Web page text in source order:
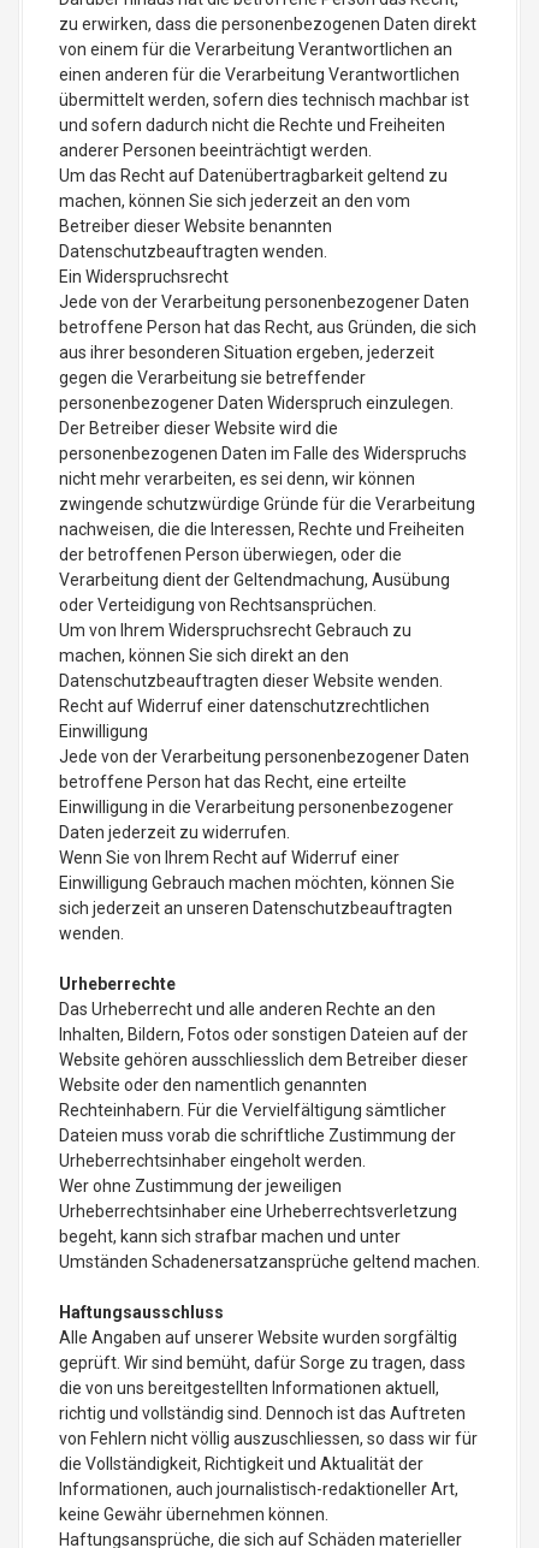
zu erwirken, dass die personenbezogenen Daten direkt
von einem für die Verarbeitung Verantwortlichen an
einen anderen für die Verarbeitung Verantwortlichen
übermittelt werden, sofern dies technisch machbar ist
und sofern dadurch nicht die Rechte und Freiheiten
anderer Personen beeinträchtigt werden.
Um das Recht auf Datenübertragbarkeit geltend zu
machen, können Sie sich jederzeit an den vom
Betreiber dieser Website benannten
Datenschutzbeauftragten wenden.
Ein Widerspruchsrecht
Jede von der Verarbeitung personenbezogener Daten
betroffene Person hat das Recht, aus Gründen, die sich
aus ihrer besonderen Situation ergeben, jederzeit
gegen die Verarbeitung sie betreffender
personenbezogener Daten Widerspruch einzulegen.
Der Betreiber dieser Website wird die
personenbezogenen Daten im Falle des Widerspruchs
nicht mehr verarbeiten, es sei denn, wir können
zwingende schutzwürdige Gründe für die Verarbeitung
nachweisen, die die Interessen, Rechte und Freiheiten
der betroffenen Person überwiegen, oder die
Verarbeitung dient der Geltendmachung, Ausübung
oder Verteidigung von Rechtsansprüchen.
Um von Ihrem Widerspruchsrecht Gebrauch zu
machen, können Sie sich direkt an den
Datenschutzbeauftragten dieser Website wenden.
Recht auf Widerruf einer datenschutzrechtlichen
Einwilligung
Jede von der Verarbeitung personenbezogener Daten
betroffene Person hat das Recht, eine erteilte
Einwilligung in die Verarbeitung personenbezogener
Daten jederzeit zu widerrufen.
Wenn Sie von Ihrem Recht auf Widerruf einer
Einwilligung Gebrauch machen möchten, können Sie
sich jederzeit an unseren Datenschutzbeauftragten
wenden.
Urheberrechte
Das Urheberrecht und alle anderen Rechte an den
Inhalten, Bildern, Fotos oder sonstigen Dateien auf der
Website gehören ausschliesslich dem Betreiber dieser
Website oder den namentlich genannten
Rechteinhabern. Für die Vervielfältigung sämtlicher
Dateien muss vorab die schriftliche Zustimmung der
Urheberrechtsinhaber eingeholt werden.
Wer ohne Zustimmung der jeweiligen
Urheberrechtsinhaber eine Urheberrechtsverletzung
begeht, kann sich strafbar machen und unter
Umständen Schadenersatzansprüche geltend machen.
Haftungsausschluss
Alle Angaben auf unserer Website wurden sorgfältig
geprüft. Wir sind bemüht, dafür Sorge zu tragen, dass
die von uns bereitgestellten Informationen aktuell,
richtig und vollständig sind. Dennoch ist das Auftreten
von Fehlern nicht völlig auszuschliessen, so dass wir für
die Vollständigkeit, Richtigkeit und Aktualität der
Informationen, auch journalistisch-redaktioneller Art,
keine Gewähr übernehmen können.
Haftungsansprüche, die sich auf Schäden materieller